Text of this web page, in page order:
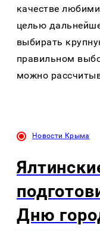
качестве
целью
выбирать
правильном
можно
Новости Крыма
Дню